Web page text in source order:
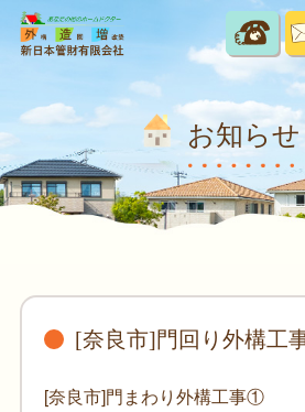
お知らせ
[奈良市]門回り外構工
[奈良市]門まわり外構工事①